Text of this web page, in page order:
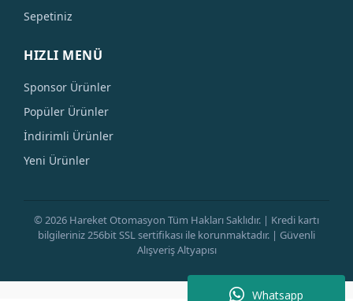
Whatsapp
Sepetiniz
HIZLI MENÜ
Sponsor Ürünler
Popüler Ürünler
İndirimli Ürünler
Yeni Ürünler
© 2026 Hareket Otomasyon Tüm Hakları Saklıdır. | Kredi kartı
bilgileriniz 256bit SSL sertifikası ile korunmaktadır. | Güvenli
Alışveriş Altyapısı